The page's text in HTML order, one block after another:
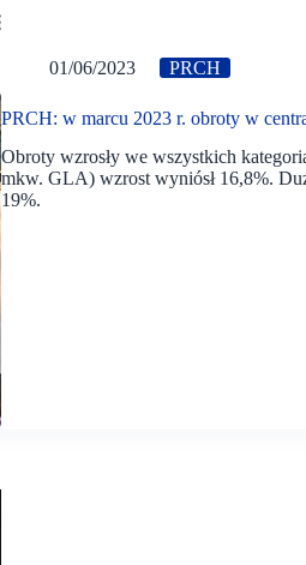
01/06/2023 PRCH
PRCH: w marcu 2023 r. obroty w
Obroty wzrosły we wszystkich
mkw. GLA) wzrost wyniósł 16,8%.
19%.